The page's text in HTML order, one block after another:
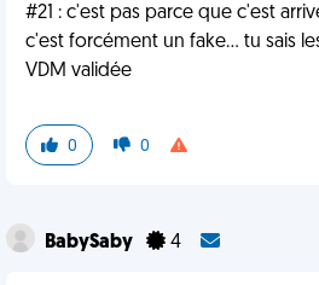
#21 : c'est pas parce que c'est
c'est forcément un fake... tu sais
VDM validée
0 0
BabySaby 4